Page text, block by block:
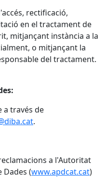
rectificació,
en el tractament de
mitjançant instància a la
o mitjançant la
del tractament.
a través de
.
a l'Autoritat
Dades (www.apdcat.cat)